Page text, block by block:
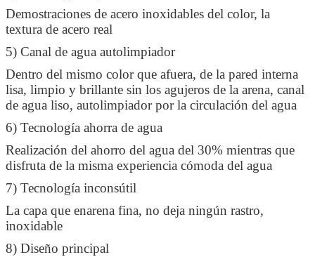
Demostraciones de acero inoxidables del color, la
textura de acero real
5) Canal de agua autolimpiador
Dentro del mismo color que afuera, de la pared interna
lisa, limpio y brillante sin los agujeros de la arena, canal
de agua liso, autolimpiador por la circulación del agua
6) Tecnología ahorra de agua
Realización del ahorro del agua del 30% mientras que
disfruta de la misma experiencia cómoda del agua
7) Tecnología inconsútil
La capa que enarena fina, no deja ningún rastro,
inoxidable
8) Diseño principal